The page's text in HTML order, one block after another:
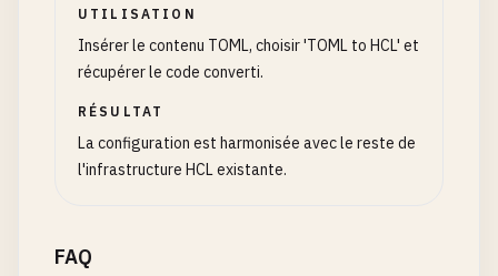
UTILISATION
Insérer le contenu TOML, choisir 'TOML to HCL' et
récupérer le code converti.
RÉSULTAT
La configuration est harmonisée avec le reste de
l'infrastructure HCL existante.
FAQ